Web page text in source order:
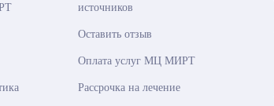
источников
Оставить отзыв
Оплата услуг МЦ МИРТ
Рассрочка на лечение